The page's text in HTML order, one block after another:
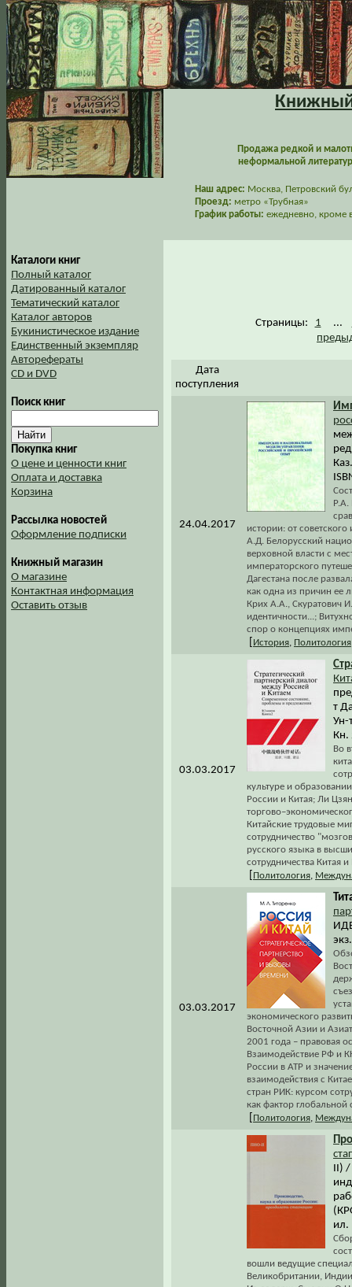
Книжный
Продажа редкой и
неформальной
Наш адрес: Москва, Петровский
Проезд: метро «Трубная»
График работы: ежедневно, кроме
Каталоги книг
Полный каталог
Датированный каталог
Тематический каталог
Каталог авторов
Букинистическое издание
Единственный экземпляр
Авторефераты
CD и DVD
Поиск книг
Покупка книг
О цене и ценности книг
Оплата и доставка
Корзина
Рассылка новостей
Оформление подписки
Книжный магазин
О магазине
Контактная информация
Оставить отзыв
Страницы: 1 ...
Дата
поступления
24.04.2017
Р.А.
истории: от
А.Д. Белорусский
верховной власти с
императорского
Дагестана после
как одна из причин ее
Крих А.А., Скуратович
идентичности...;
спор о концепциях
История Политология
03.03.2017
т
Ун-
Кн.
Во
культуре и
России и Китая; Ли
Китайские трудовые
сотрудничество
русского языка в
сотрудничества Китая
Политология
03.03.2017
экономического
Восточной Азии и
2001 года – правовая
Взаимодействие РФ и
России в АТР и
взаимодействия с
стран РИК: курсом
как фактор глобальной
Политология
II) /
ил.
вошли ведущие
Великобритании,